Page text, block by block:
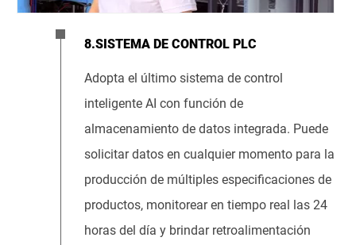
8.SISTEMA DE CONTROL PLC
Adopta el último sistema de control
inteligente AI con función de
almacenamiento de datos integrada. Puede
solicitar datos en cualquier momento para la
producción de múltiples especificaciones de
productos, monitorear en tiempo real las 24
horas del día y brindar retroalimentación